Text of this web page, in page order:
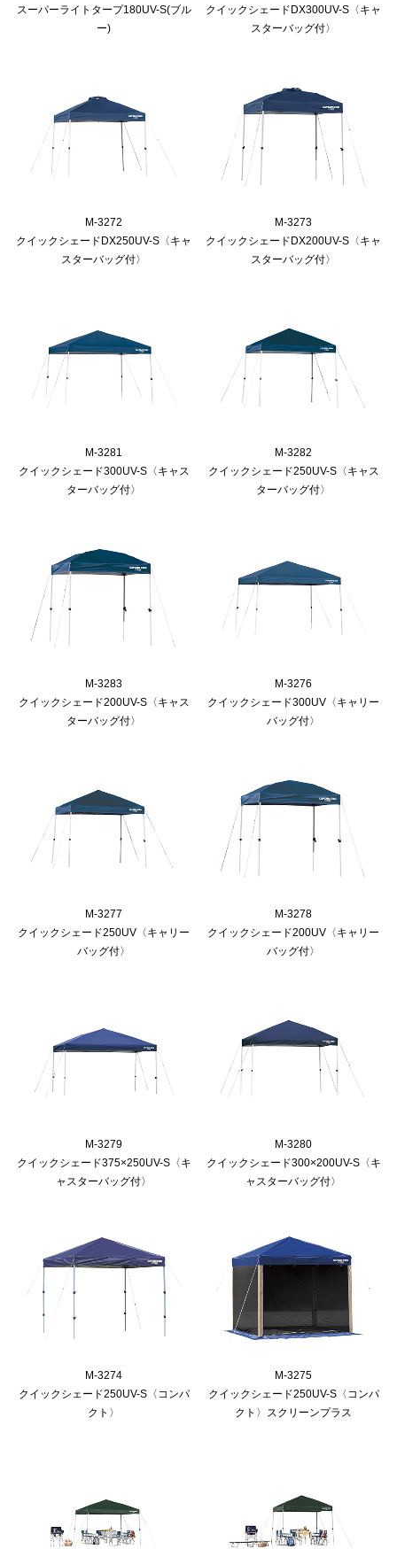
スーパーライトタープ180UV-S(ブル
ー)
クイックシェードDX300UV-S〈キャ
スターバッグ付〉
M-3272
クイックシェードDX250UV-S〈キャ
スターバッグ付〉
M-3273
クイックシェードDX200UV-S〈キャ
スターバッグ付〉
M-3281
クイックシェード300UV-S〈キャス
ターバッグ付〉
M-3282
クイックシェード250UV-S〈キャス
ターバッグ付〉
M-3283
クイックシェード200UV-S〈キャス
ターバッグ付〉
M-3276
クイックシェード300UV〈キャリー
バッグ付〉
M-3277
クイックシェード250UV〈キャリー
バッグ付〉
M-3278
クイックシェード200UV〈キャリー
バッグ付〉
M-3279
クイックシェード375×250UV-S〈キ
ャスターバッグ付〉
M-3280
クイックシェード300×200UV-S〈キ
ャスターバッグ付〉
M-3274
クイックシェード250UV-S〈コンパ
クト〉
M-3275
クイックシェード250UV-S〈コンパ
クト〉スクリーンプラス